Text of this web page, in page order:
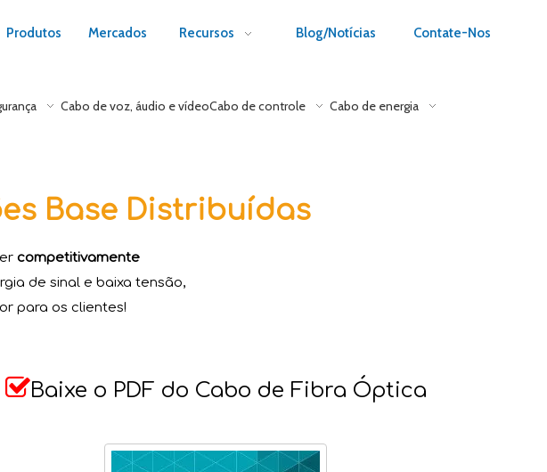
Produtos Mercados Recursos Blog/Notícias Contate-Nos
Cabo de voz, áudio e vídeoCabo de controle Cabo de energia
Base Distribuídas
competitivamente
de sinal e baixa tensão,
para os clientes!​​​​​​​
Baixe o PDF do Cabo de Fibra Óptica